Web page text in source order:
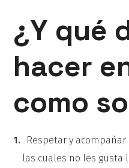
¿Y qué
hacer
como
Respetar y
las cuales no les gusta